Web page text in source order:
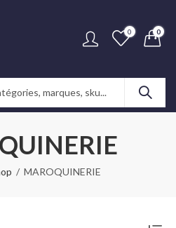
0 0
MAROQUINERIE